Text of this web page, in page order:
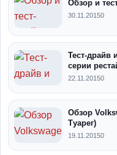
Обзор и
30.11.20150
Тест-драйв
серии
22.11.20150
Обзор
Туарег)
19.11.20150